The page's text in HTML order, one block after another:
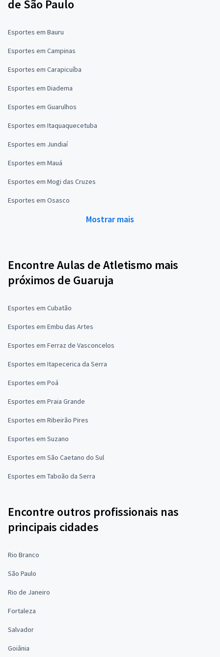
de São Paulo
Esportes em Bauru
Esportes em Campinas
Esportes em Carapicuíba
Esportes em Diadema
Esportes em Guarulhos
Esportes em Itaquaquecetuba
Esportes em Jundiaí
Esportes em Mauá
Esportes em Mogi das Cruzes
Esportes em Osasco
Mostrar mais
Encontre Aulas de Atletismo mais
próximos de Guaruja
Esportes em Cubatão
Esportes em Embu das Artes
Esportes em Ferraz de Vasconcelos
Esportes em Itapecerica da Serra
Esportes em Poá
Esportes em Praia Grande
Esportes em Ribeirão Pires
Esportes em Suzano
Esportes em São Caetano do Sul
Esportes em Taboão da Serra
Encontre outros profissionais nas
principais cidades
Rio Branco
São Paulo
Rio de Janeiro
Fortaleza
Salvador
Goiânia